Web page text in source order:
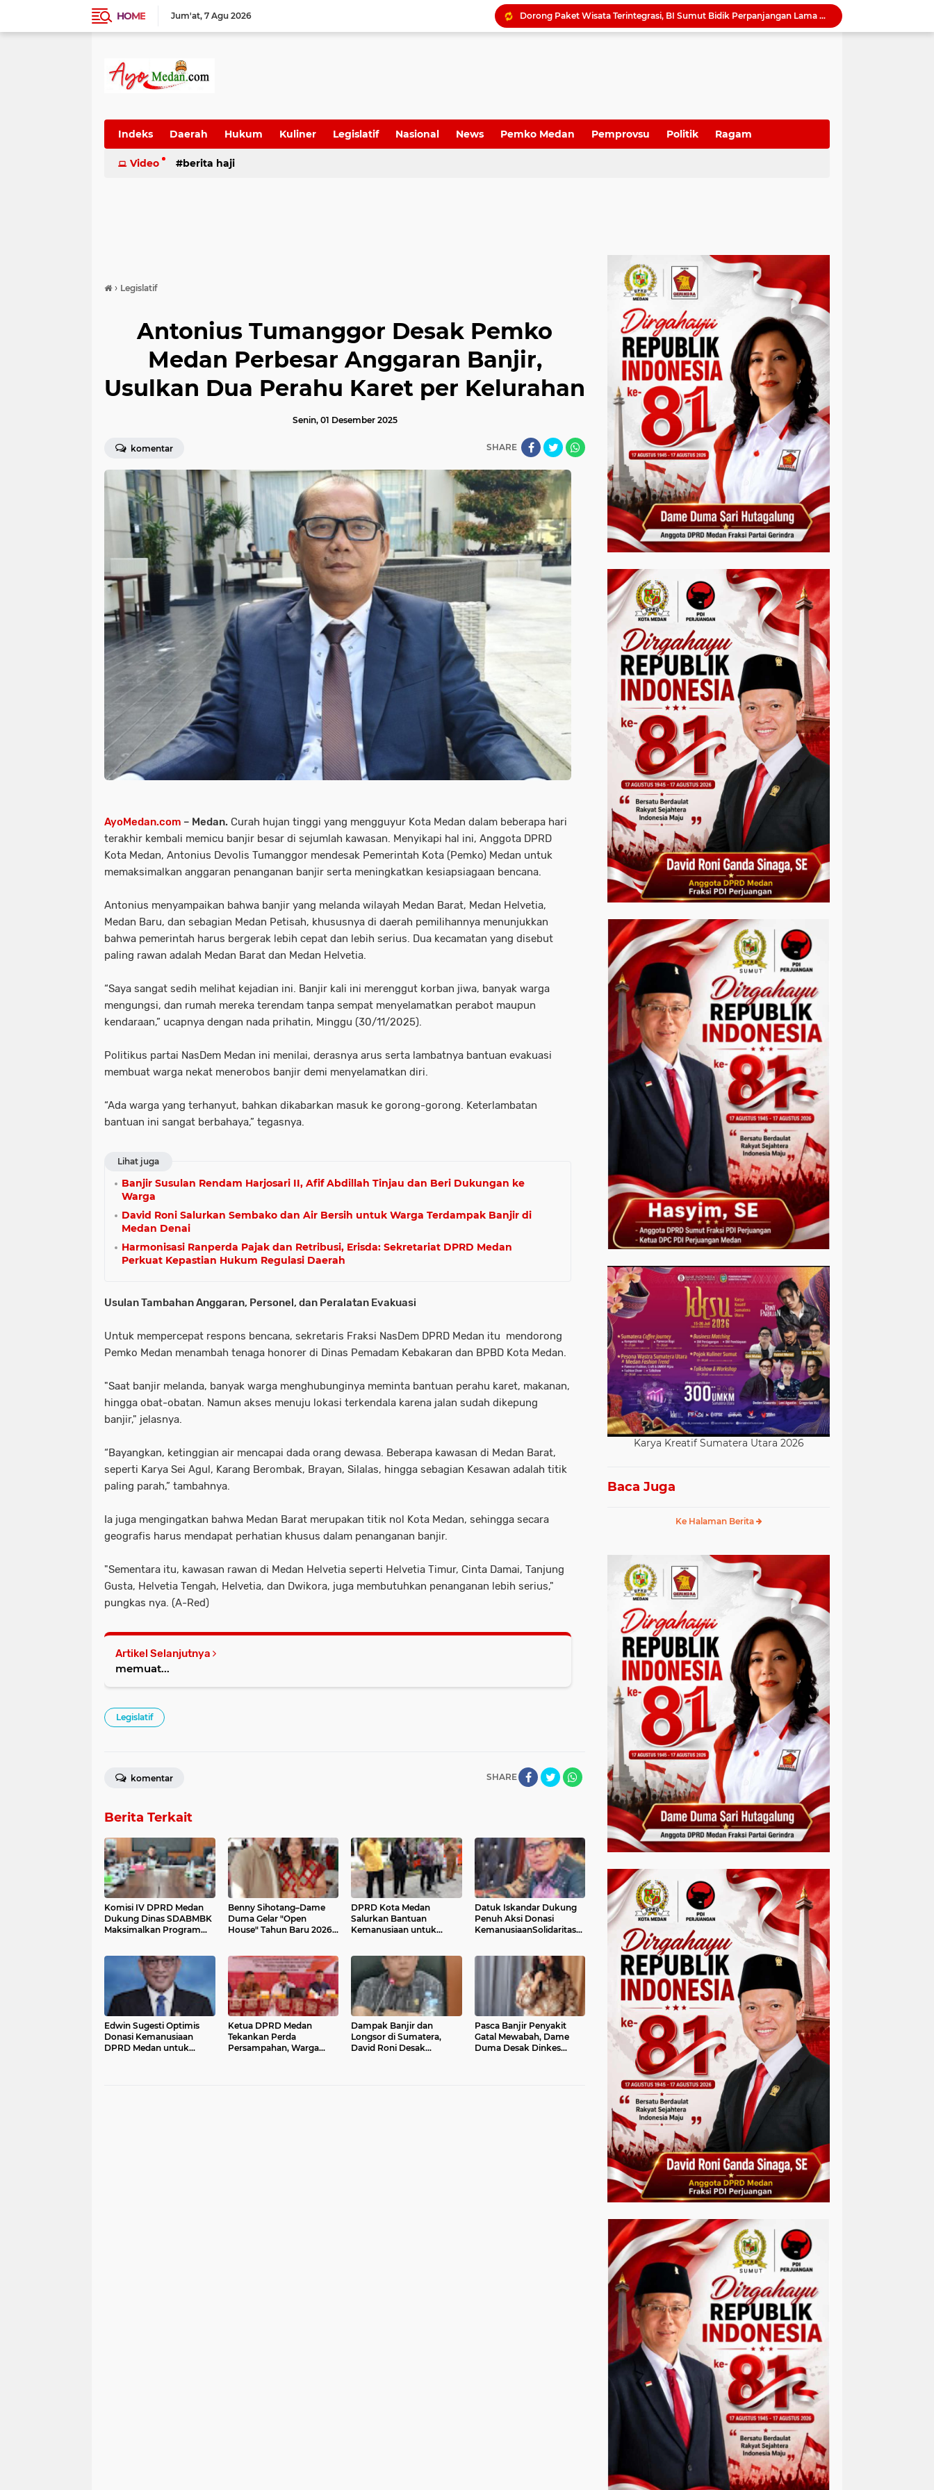
HOME Jum'at 7 Agu 2026
QRESTO Kemandirian Fiskal di Medan dan Deli Serdang, BI Sumut Dorong PAD Naik Tanpa Menaikkan Pajak
Ekonomi Global Melambat, BI Optimistis Ekonomi Sumut 2026 Tumbuh hingga 5,7 Persen
QRESTO Jadi Andalan Medan di APEKSI Leadership Dialogue 2026, Digitalisasi Pajak Restoran Diklaim Pertama di Indonesia
Indeks Daerah Hukum Kuliner Legislatif Nasional News Pemko Medan Pemprovsu Politik Ragam
SUmatera Utara Wisata
Video berita haji
› Legislatif
Antonius Tumanggor Desak Pemko
Medan Perbesar Anggaran Banjir,
Usulkan Dua Perahu Karet per Kelurahan
Senin, 01 Desember 2025
komentar SHARE
AyoMedan.com – Medan. Curah hujan tinggi yang mengguyur Kota Medan dalam beberapa hari
terakhir kembali memicu banjir besar di sejumlah kawasan. Menyikapi hal ini, Anggota DPRD
Kota Medan, Antonius Devolis Tumanggor mendesak Pemerintah Kota (Pemko) Medan untuk
memaksimalkan anggaran penanganan banjir serta meningkatkan kesiapsiagaan bencana.
Antonius menyampaikan bahwa banjir yang melanda wilayah Medan Barat, Medan Helvetia,
Medan Baru, dan sebagian Medan Petisah, khususnya di daerah pemilihannya menunjukkan
bahwa pemerintah harus bergerak lebih cepat dan lebih serius. Dua kecamatan yang disebut
paling rawan adalah Medan Barat dan Medan Helvetia.
“Saya sangat sedih melihat kejadian ini. Banjir kali ini merenggut korban jiwa, banyak warga
mengungsi, dan rumah mereka terendam tanpa sempat menyelamatkan perabot maupun
kendaraan,” ucapnya dengan nada prihatin, Minggu (30/11/2025).
Politikus partai NasDem Medan ini menilai, derasnya arus serta lambatnya bantuan evakuasi
membuat warga nekat menerobos banjir demi menyelamatkan diri.
“Ada warga yang terhanyut, bahkan dikabarkan masuk ke gorong-gorong. Keterlambatan
bantuan ini sangat berbahaya,” tegasnya.
Lihat juga
Banjir Susulan Rendam Harjosari II, Afif Abdillah Tinjau dan Beri Dukungan ke
Warga
David Roni Salurkan Sembako dan Air Bersih untuk Warga Terdampak Banjir di
Medan Denai
Harmonisasi Ranperda Pajak dan Retribusi, Erisda: Sekretariat DPRD Medan
Perkuat Kepastian Hukum Regulasi Daerah
Usulan Tambahan Anggaran, Personel, dan Peralatan Evakuasi
Untuk mempercepat respons bencana, sekretaris Fraksi NasDem DPRD Medan itu mendorong
Pemko Medan menambah tenaga honorer di Dinas Pemadam Kebakaran dan BPBD Kota Medan.
"Saat banjir melanda, banyak warga menghubunginya meminta bantuan perahu karet, makanan,
hingga obat-obatan. Namun akses menuju lokasi terkendala karena jalan sudah dikepung
banjir," jelasnya.
“Bayangkan, ketinggian air mencapai dada orang dewasa. Beberapa kawasan di Medan Barat,
seperti Karya Sei Agul, Karang Berombak, Brayan, Silalas, hingga sebagian Kesawan adalah titik
paling parah,” tambahnya.
Ia juga mengingatkan bahwa Medan Barat merupakan titik nol Kota Medan, sehingga secara
geografis harus mendapat perhatian khusus dalam penanganan banjir.
"Sementara itu, kawasan rawan di Medan Helvetia seperti Helvetia Timur, Cinta Damai, Tanjung
Gusta, Helvetia Tengah, Helvetia, dan Dwikora, juga membutuhkan penanganan lebih serius,"
pungkas nya. (A-Red)
Artikel Selanjutnya
memuat...
Legislatif
SHARE
komentar
Berita Terkait
Komisi IV DPRD Medan
Dukung Dinas SDABMBK
Maksimalkan Program
Benny Sihotang–Dame
Duma Gelar "Open
House" Tahun Baru 2026,
DPRD Kota Medan
Salurkan Bantuan
Kemanusiaan untuk
Datuk Iskandar Dukung
Penuh Aksi Donasi
KemanusiaanSolidaritas
Edwin Sugesti Optimis
Donasi Kemanusiaan
DPRD Medan untuk
Ketua DPRD Medan
Tekankan Perda
Persampahan, Warga
Dampak Banjir dan
Longsor di Sumatera,
David Roni Desak
Pasca Banjir Penyakit
Gatal Mewabah, Dame
Duma Desak Dinkes
Karya Kreatif Sumatera Utara 2026
Baca Juga
Ke Halaman Berita